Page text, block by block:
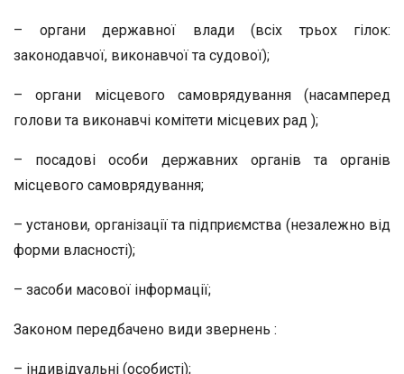
– органи державної влади (всіх трьох гілок:
законодавчої, виконавчої та судової);
– органи місцевого самоврядування (насамперед
голови та виконавчі комітети місцевих рад );
– посадові особи державних органів та органів
місцевого самоврядування;
– установи, організації та підприємства (незалежно від
форми власності);
– засоби масової інформації;
Законом передбачено види звернень :
– індивідуальні (особисті);